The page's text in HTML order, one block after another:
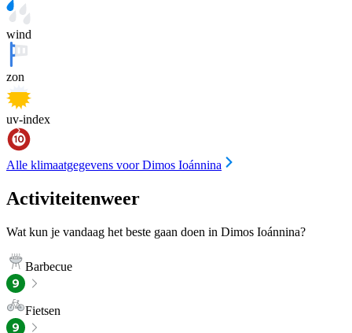
wind
zon
uv-index
Alle klimaatgegevens voor Dimos Ioánnina
Activiteitenweer
Wat kun je vandaag het beste gaan doen in Dimos Ioánnina?
Barbecue
Fietsen